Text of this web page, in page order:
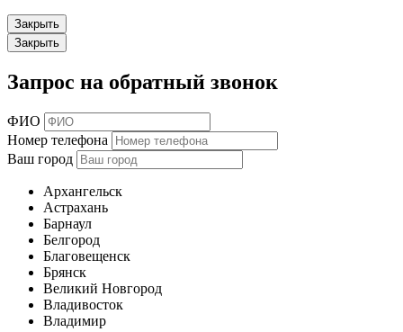
Закрыть
Закрыть
Запрос на обратный звонок
ФИО
Номер телефона
Ваш город
Архангельск
Астрахань
Барнаул
Белгород
Благовещенск
Брянск
Великий Новгород
Владивосток
Владимир